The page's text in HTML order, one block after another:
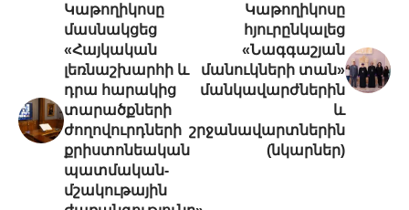
Կաթողիկոսը
մասնակցեց
«Հայկական
լեռնաշխարհի և
դրա հարակից
տարածքների
ժողովուրդների
քրիստոնեական
պատմական-
մշակութային
Կաթողիկոսը
հյուրընկալեց
«Նագգաշյան
մանուկների տան»
մանկավարժներին
և
շրջանավարտներին
(նկարներ)